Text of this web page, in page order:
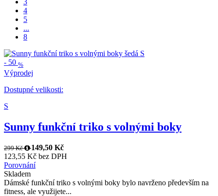
4
5
...
8
- 50 %
Výprodej
Dostupné velikosti:
S
Sunny funkční triko s volnými boky
299 Kč
149,50 Kč
123,55 Kč bez DPH
Porovnání
Skladem
Dámské funkční triko s volnými boky bylo navrženo především na
fitness, ale využijete...